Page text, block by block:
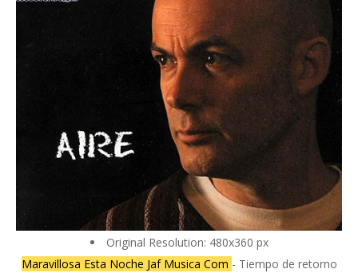
Original Resolution: 480x360 px
Maravillosa Esta Noche Jaf Musica Com - Tiempo de retorno